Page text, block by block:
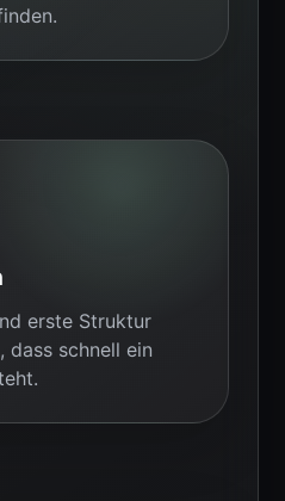
erste Struktur
schnell ein